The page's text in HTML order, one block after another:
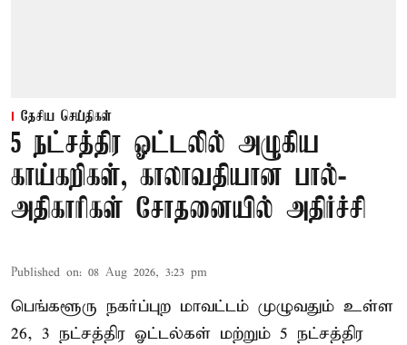
தேசிய செய்திகள்
5 நட்சத்திர ஓட்டலில் அழுகிய
காய்கறிகள், காலாவதியான பால்-
அதிகாரிகள் சோதனையில் அதிர்ச்சி
Published on: 08 Aug 2026, 3:23 pm
பெங்களூரு நகர்ப்புற மாவட்டம் முழுவதும் உள்ள
26, 3 நட்சத்திர ஓட்டல்கள் மற்றும் 5 நட்சத்திர